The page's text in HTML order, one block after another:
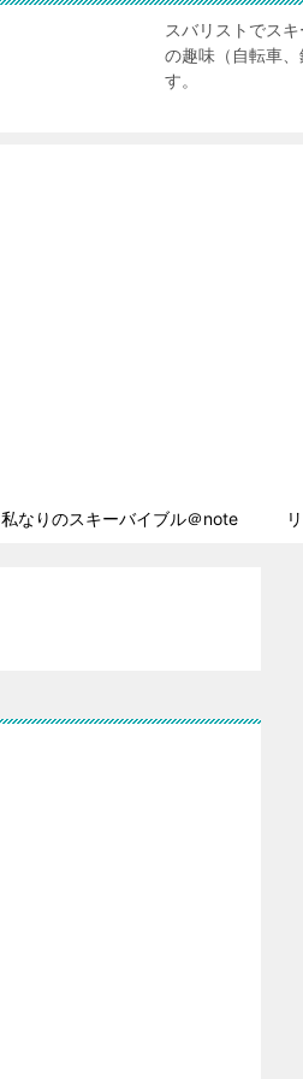
スバリストでス
の趣味（自転車
す。
私なりのスキーバイブル＠note